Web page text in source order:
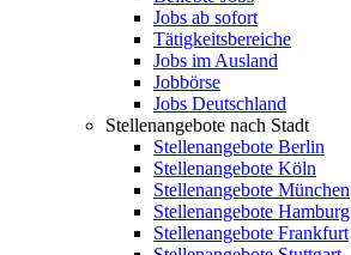
Jobs ab sofort
Tätigkeitsbereiche
Jobs im Ausland
Jobbörse
Jobs Deutschland
Stellenangebote nach Stadt
Stellenangebote Berlin
Stellenangebote Köln
Stellenangebote München
Stellenangebote Hamburg
Stellenangebote Frankfurt